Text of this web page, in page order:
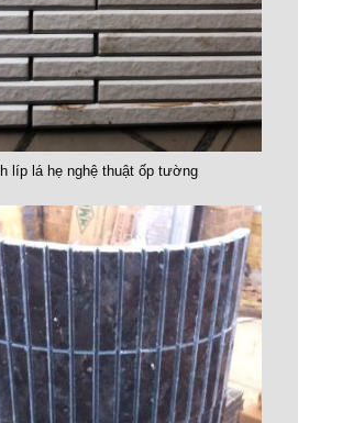
líp lá hẹ nghệ thuật ốp tường